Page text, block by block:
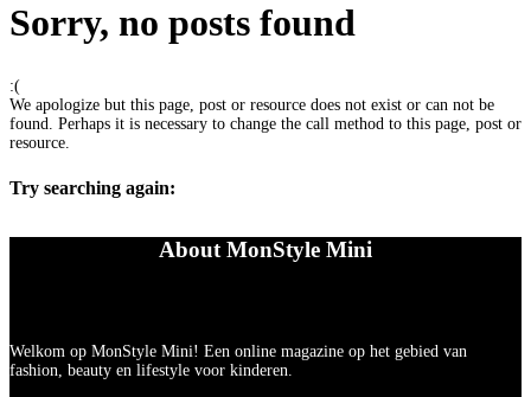
Sorry, no posts found
:(
We apologize but this page, post or resource does not exist or can not be
found. Perhaps it is necessary to change the call method to this page, post or
resource.
Try searching again:
About MonStyle Mini
Welkom op MonStyle Mini! Een online magazine op het gebied van
fashion, beauty en lifestyle voor kinderen.